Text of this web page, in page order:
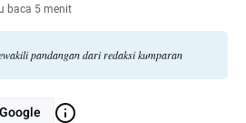
baca 5 menit
pandangan dari redaksi kumparan